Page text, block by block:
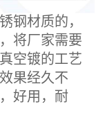
材质的，
将厂家需要
空镀的工艺
果经久不
好用，耐